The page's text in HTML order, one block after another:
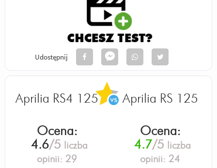
Udostępnij
Aprilia RS4 125 Aprilia RS 125
Ocena:
4.6/5 liczba
opinii: 29
Ocena:
4.7/5 liczba
opinii: 24